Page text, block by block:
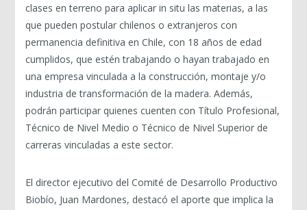
clases en terreno para aplicar in situ las materias, a las
que pueden postular chilenos o extranjeros con
permanencia definitiva en Chile, con 18 años de edad
cumplidos, que estén trabajando o hayan trabajado en
una empresa vinculada a la construcción, montaje y/o
industria de transformación de la madera. Además,
podrán participar quienes cuenten con Título Profesional,
Técnico de Nivel Medio o Técnico de Nivel Superior de
carreras vinculadas a este sector.
El director ejecutivo del Comité de Desarrollo Productivo
Biobío, Juan Mardones, destacó el aporte que implica la